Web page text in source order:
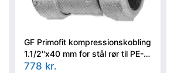
GF Primofit kompressionskobling
1.1/2''x40 mm for stål rør til PE-
rør
778 kr.